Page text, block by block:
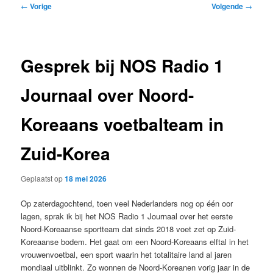
Bericht
← Vorige Volgende →
Gesprek bij NOS Radio 1
Journaal over Noord-
Koreaans voetbalteam in
Zuid-Korea
Geplaatst op18 mei 2026
Op zaterdagochtend, toen veel Nederlanders nog op één oor
lagen, sprak ik bij het NOS Radio 1 Journaal over het eerste
Noord-Koreaanse sportteam dat sinds 2018 voet zet op Zuid-
Koreaanse bodem. Het gaat om een Noord-Koreaans elftal in het
vrouwenvoetbal, een sport waarin het totalitaire land al jaren
mondiaal uitblinkt. Zo wonnen de Noord-Koreanen vorig jaar in de